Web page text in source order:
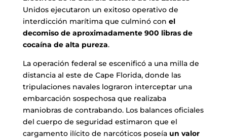
Unidos ejecutaron un exitoso operativo de
interdicción marítima que culminó con el
decomiso de aproximadamente 900 libras de
cocaína de alta pureza.
La operación federal se escenificó a una milla de
distancia al este de Cape Florida, donde las
tripulaciones navales lograron interceptar una
embarcación sospechosa que realizaba
maniobras de contrabando. Los balances oficiales
del cuerpo de seguridad estimaron que el
cargamento ilícito de narcóticos poseía un valor